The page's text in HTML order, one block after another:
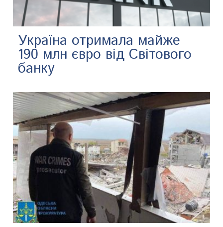
Україна отримала майже
190 млн євро від Світового
банку